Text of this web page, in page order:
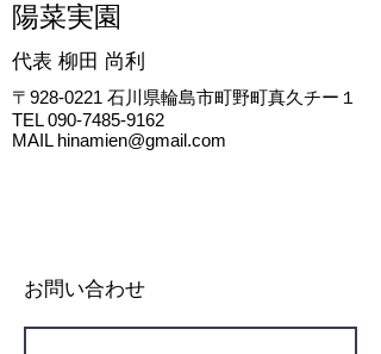
陽菜実園
代表 柳田 尚利
〒928-0221 石川県輪島市町野町真久チー１
TEL090-7485-9162
MAIL hinamien@gmail.com
お問い合わせ